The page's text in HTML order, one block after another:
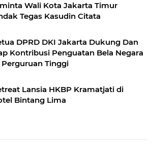
Wali Kota Jakarta Timur
Tegas Kasudin Citata
DPRD DKI Jakarta Dukung Dan
Kontribusi Penguatan Bela Negara
Perguruan Tinggi
Lansia HKBP Kramatjati di
Bintang Lima